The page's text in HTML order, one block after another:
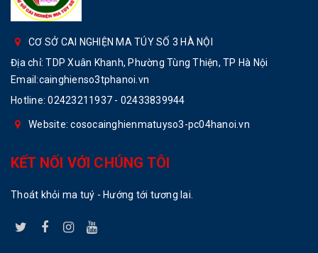
CƠ SỞ CAI NGHIỆN MA TÚY SỐ 3 HÀ NỘI
Địa chỉ: TDP Xuân Khanh, Phường Tùng Thiện, TP Hà Nội
Email:cainghienso3tphanoi.vn
Hotline:02423211937 - 02433839944
Website: cosocainghienmatuyso3-pc04hanoi.vn
KẾT NỐI VỚI CHÚNG TÔI
Thoát khỏi ma tuý - Hướng tới tương lai.